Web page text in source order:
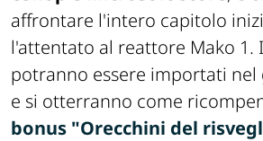
affrontare l'intero capitolo
l'attentato al reattore Mako 1.
potranno essere importati
e si otterranno come
bonus "Orecchini del